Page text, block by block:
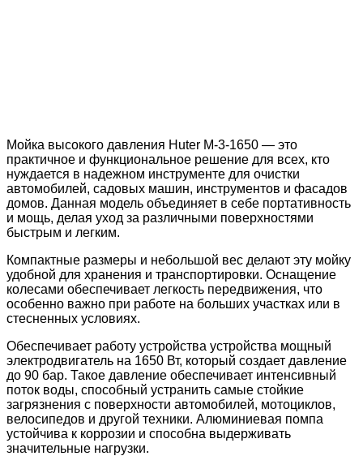
Мойка высокого давления Huter M-3-1650 — это
практичное и функциональное решение для всех, кто
нуждается в надежном инструменте для очистки
автомобилей, садовых машин, инструментов и фасадов
домов. Данная модель объединяет в себе портативность
и мощь, делая уход за различными поверхностями
быстрым и легким.
Компактные размеры и небольшой вес делают эту мойку
удобной для хранения и транспортировки. Оснащение
колесами обеспечивает легкость передвижения, что
особенно важно при работе на больших участках или в
стесненных условиях.
Обеспечивает работу устройства устройства мощный
электродвигатель на 1650 Вт, который создает давление
до 90 бар. Такое давление обеспечивает интенсивный
поток воды, способный устранить самые стойкие
загрязнения с поверхности автомобилей, мотоциклов,
велосипедов и другой техники. Алюминиевая помпа
устойчива к коррозии и способна выдерживать
значительные нагрузки.